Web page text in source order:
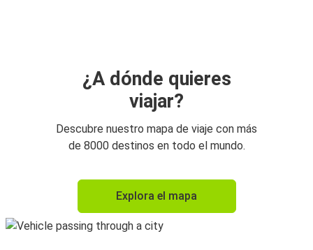
¿A dónde quieres
viajar?
Descubre nuestro mapa de viaje con más
de 8000 destinos en todo el mundo.
Explora el mapa